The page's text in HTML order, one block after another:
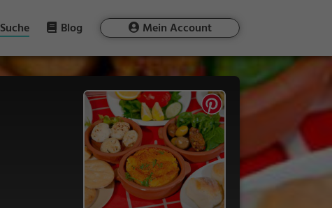
Suche Blog Mein Account